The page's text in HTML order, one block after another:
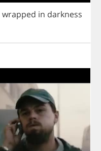
wrapped in darkness